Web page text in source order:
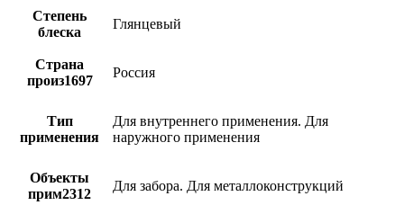
Степень
блеска
Глянцевый
Страна
произ1697
Россия
Тип
применения
Для внутреннего применения. Для
наружного применения
Объекты
прим2312
Для забора. Для металлоконструкций